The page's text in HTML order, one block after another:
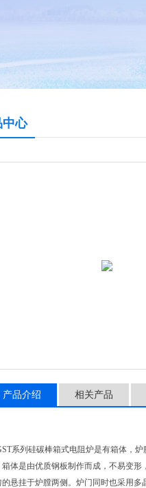
中心
产品介绍 相关产品
系列硅碳棒箱式电阻炉是有箱体，炉
箱体是由优质钢板制作而成，不易变
的悬挂于炉膛两侧。炉门同时也采用